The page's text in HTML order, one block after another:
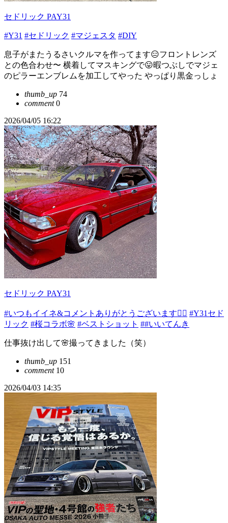
セドリック PAY31
#Y31 #セドリック #マジェスタ #DIY
息子がまたうるさいクルマを作ってます😑フロントレンズ
との色合わせ〜 横着してマスキングで😛暇つぶしでマジェ
のピラーエンブレムを加工してやった やっぱり黒金っしょ
thumb_up 74
comment0
2026/04/05 16:22
セドリック PAY31
#いつもイイネ&コメントありがとうございます🙇‍♂️ #Y31セド
リック #桜コラボ🌸 #ベストショット ##いいてんき
仕事抜け出して🌸撮ってきました（笑）
thumb_up 151
comment10
2026/04/03 14:35